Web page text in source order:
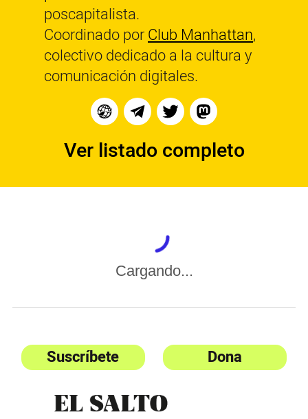
poscapitalista.
Coordinado porClub Manhattan,
colectivo dedicado a la cultura y
comunicación digitales.
Ver listado completo
Cargando...
Suscríbete Dona